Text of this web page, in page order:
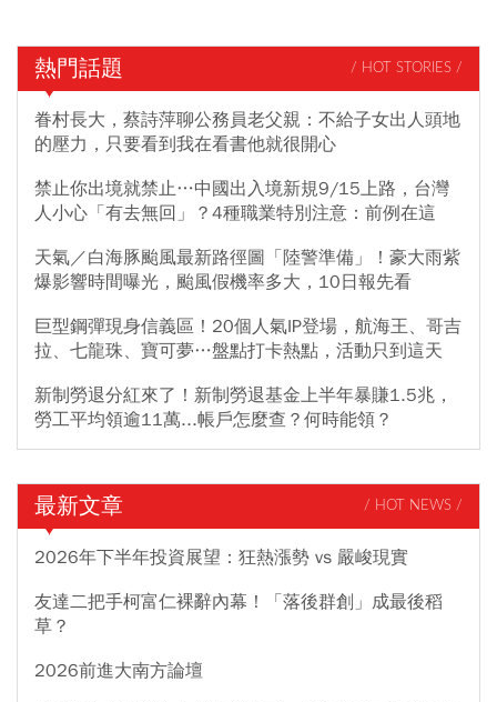
熱門話題 / HOT STORIES /
眷村長大，蔡詩萍聊公務員老父親：不給子女出人頭地
的壓力，只要看到我在看書他就很開心
禁止你出境就禁止…中國出入境新規9/15上路，台灣
人小心「有去無回」？4種職業特別注意：前例在這
天氣／白海豚颱風最新路徑圖「陸警準備」！豪大雨紫
爆影響時間曝光，颱風假機率多大，10日報先看
巨型鋼彈現身信義區！20個人氣IP登場，航海王、哥吉
拉、七龍珠、寶可夢…盤點打卡熱點，活動只到這天
新制勞退分紅來了！新制勞退基金上半年暴賺1.5兆，
勞工平均領逾11萬...帳戶怎麼查？何時能領？
最新文章 / HOT NEWS /
2026年下半年投資展望：狂熱漲勢 vs 嚴峻現實
友達二把手柯富仁裸辭內幕！「落後群創」成最後稻
草？
2026前進大南方論壇